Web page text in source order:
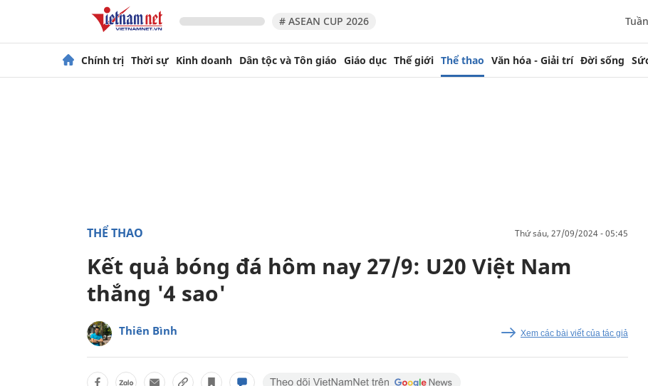
# ASEAN CUP 2026
Chính trị Thời sự Kinh doanh Dân tộc và Tôn giáo Giáo dục Thế giới Thể thao Văn hóa - Giải trí Đời sống
THỂ THAO thứ sáu, 27/09/2024 - 05:45
Kết quả bóng đá hôm nay 27/9: U20 Việt Nam
thắng '4 sao'
Thiên Bình Xem các bài viết của tác giả